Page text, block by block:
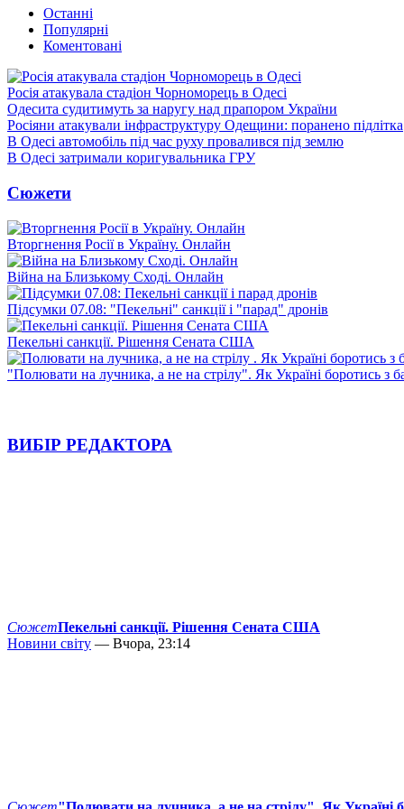
Останні
Популярні
Коментовані
Росія атакувала стадіон Чорноморець в Одесі
Одесита судитимуть за наругу над прапором України
Росіяни атакували інфраструктуру Одещини: поранено підлітка
В Одесі автомобіль під час руху провалився під землю
В Одесі затримали коригувальника ГРУ
Сюжети
Вторгнення Росії в Україну. Онлайн
Війна на Близькому Сході. Онлайн
Підсумки 07.08: "Пекельні" санкції і "парад" дронів
Пекельні санкції. Рішення Сената США
"Полювати на лучника, а не на стрілу". Як Україні боротись з
ВИБІР РЕДАКТОРА
СюжетПекельні санкції. Рішення Сената США
Новини світу — Вчора, 23:14